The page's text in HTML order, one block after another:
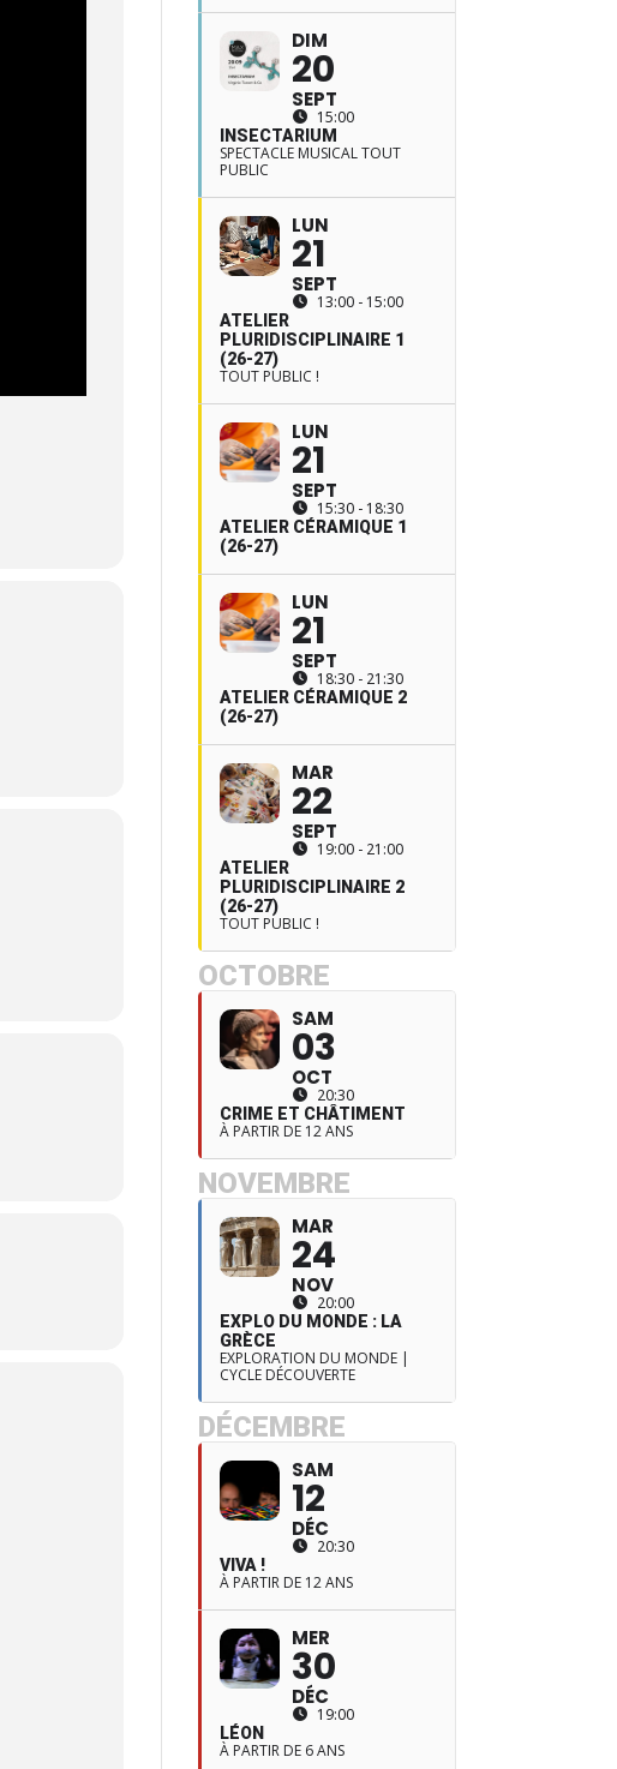
DIM
20
SEPT
15:00
INSECTARIUM
SPECTACLE MUSICAL TOUT
PUBLIC
LUN
21
SEPT
13:00 - 15:00
ATELIER
PLURIDISCIPLINAIRE 1
(26-27)
TOUT PUBLIC !
LUN
21
SEPT
15:30 - 18:30
ATELIER CÉRAMIQUE 1
(26-27)
LUN
21
SEPT
18:30 - 21:30
ATELIER CÉRAMIQUE 2
(26-27)
MAR
22
SEPT
19:00 - 21:00
ATELIER
PLURIDISCIPLINAIRE 2
(26-27)
TOUT PUBLIC !
OCTOBRE
SAM
03
OCT
20:30
CRIME ET CHÂTIMENT
À PARTIR DE 12 ANS
NOVEMBRE
MAR
24
NOV
20:00
EXPLO DU MONDE : LA
GRÈCE
EXPLORATION DU MONDE |
CYCLE DÉCOUVERTE
DÉCEMBRE
SAM
12
DÉC
20:30
VIVA !
À PARTIR DE 12 ANS
MER
30
DÉC
19:00
LÉON
À PARTIR DE 6 ANS